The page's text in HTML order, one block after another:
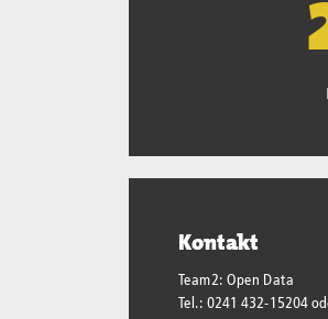
Kontakt
Team2: Open Data
Tel.: 0241 432-15204